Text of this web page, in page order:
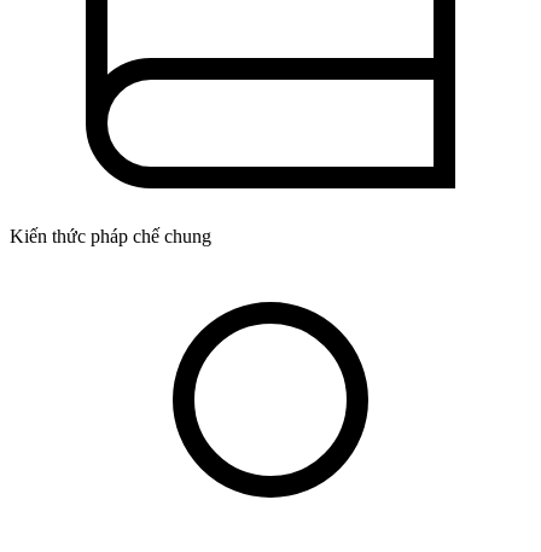
Kiến thức pháp chế chung